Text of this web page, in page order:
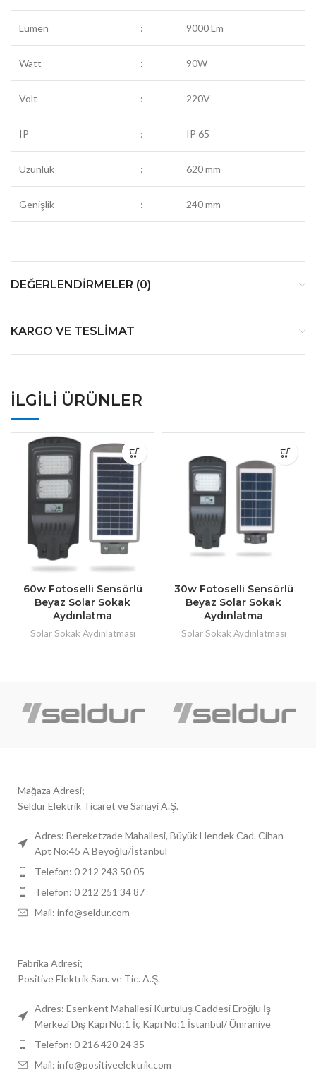
Lümen : 9000 Lm
Watt : 90W
Volt : 220V
IP : IP 65
Uzunluk : 620 mm
Genişlik : 240 mm
DEĞERLENDIRMELER (0)
KARGO VE TESLIMAT
İLGILI ÜRÜNLER
60w Fotoselli Sensörlü
Beyaz Solar Sokak
Aydınlatma
Solar Sokak Aydınlatması
30w Fotoselli Sensörlü
Beyaz Solar Sokak
Aydınlatma
Solar Sokak Aydınlatması
Mağaza Adresi;
Seldur Elektrik Ticaret ve Sanayi A.Ş.
Adres: Bereketzade Mahallesi, Büyük Hendek Cad. Cihan
Apt No:45 A Beyoğlu/İstanbul
Telefon: 0 212 243 50 05
Telefon: 0 212 251 34 87
Mail: info@seldur.com
Fabrika Adresi;
Positive Elektrik San. ve Tic. A.Ş.
Adres: Esenkent Mahallesi Kurtuluş Caddesi Eroğlu İş
Merkezi Dış Kapı No:1 İç Kapı No:1 İstanbul/ Ümraniye
Telefon: 0 216 420 24 35
Mail: info@positiveelektrik.com